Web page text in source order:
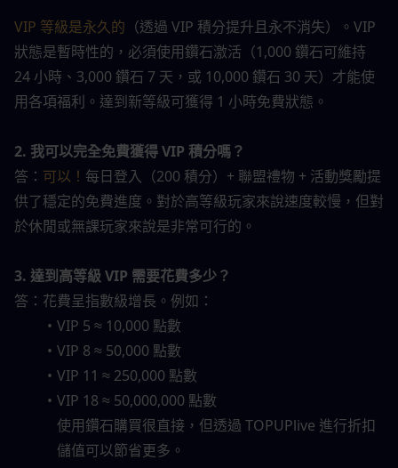
VIP 等級是永久的 （透過 VIP 積分提升且永不消失）。VIP
狀態是暫時性的，必須使用鑽石激活（1,000 鑽石可維持
24 小時、3,000 鑽石 7 天，或 10,000 鑽石 30 天）才能使
用各項福利。達到新等級可獲得 1 小時免費狀態。
2. 我可以完全免費獲得 VIP 積分嗎？
答： 可以！ 每日登入（200 積分）+ 聯盟禮物 + 活動獎勵提
供了穩定的免費進度。對於高等級玩家來說速度較慢，但對
於休閒或無課玩家來說是非常可行的。
3. 達到高等級 VIP 需要花費多少？
答：花費呈指數級增長。例如：
VIP 5 ≈ 10,000 點數
VIP 8 ≈ 50,000 點數
VIP 11 ≈ 250,000 點數
VIP 18 ≈ 50,000,000 點數
使用鑽石購買很直接，但透過 TOPUPlive 進行折扣
儲值可以節省更多。